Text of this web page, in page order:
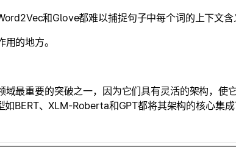
和Glove都难以捕捉句子中每个词的上下文含
的地方。
域最重要的突破之一，因为它们具有灵活的架构，使
如BERT、XLM-Roberta和GPT都将其架构的核心集